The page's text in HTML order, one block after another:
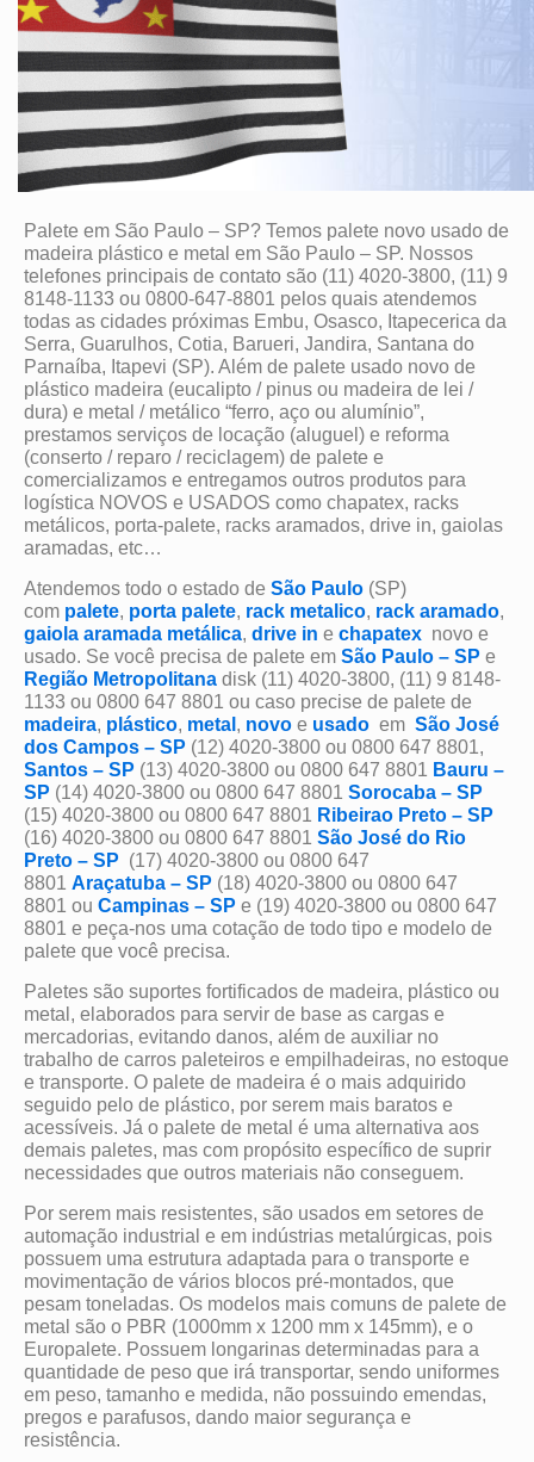
Palete em São Paulo – SP? Temos palete novo usado de
madeira plástico e metal em São Paulo – SP. Nossos
telefones principais de contato são (11) 4020-3800, (11) 9
8148-1133 ou 0800-647-8801 pelos quais atendemos
todas as cidades próximas Embu, Osasco, Itapecerica da
Serra, Guarulhos, Cotia, Barueri, Jandira, Santana do
Parnaíba, Itapevi (SP). Além de palete usado novo de
plástico madeira (eucalipto / pinus ou madeira de lei /
dura) e metal / metálico “ferro, aço ou alumínio”,
prestamos serviços de locação (aluguel) e reforma
(conserto / reparo / reciclagem) de palete e
comercializamos e entregamos outros produtos para
logística NOVOS e USADOS como chapatex, racks
metálicos, porta-palete, racks aramados, drive in, gaiolas
aramadas, etc…
Atendemos todo o estado de São Paulo (SP)
com palete, porta palete, rack metalico, rack aramado,
gaiola aramada metálica, drive in e chapatex novo e
usado. Se você precisa de palete em São Paulo – SP e
Região Metropolitana disk (11) 4020-3800, (11) 9 8148-
1133 ou 0800 647 8801 ou caso precise de palete de
madeira, plástico, metal , novo e usado em São José
dos Campos – SP (12) 4020-3800 ou 0800 647 8801,
Santos – SP (13) 4020-3800 ou 0800 647 8801 Bauru –
SP (14) 4020-3800 ou 0800 647 8801 Sorocaba – SP
(15) 4020-3800 ou 0800 647 8801 Ribeirao Preto – SP
(16) 4020-3800 ou 0800 647 8801 São José do Rio
Preto – SP (17) 4020-3800 ou 0800 647
8801 Araçatuba – SP (18) 4020-3800 ou 0800 647
8801 ou Campinas – SP e (19) 4020-3800 ou 0800 647
8801 e peça-nos uma cotação de todo tipo e modelo de
palete que você precisa.
Paletes são suportes fortificados de madeira, plástico ou
metal, elaborados para servir de base as cargas e
mercadorias, evitando danos, além de auxiliar no
trabalho de carros paleteiros e empilhadeiras, no estoque
e transporte. O palete de madeira é o mais adquirido
seguido pelo de plástico, por serem mais baratos e
acessíveis. Já o palete de metal é uma alternativa aos
demais paletes, mas com propósito específico de suprir
necessidades que outros materiais não conseguem.
Por serem mais resistentes, são usados em setores de
automação industrial e em indústrias metalúrgicas, pois
possuem uma estrutura adaptada para o transporte e
movimentação de vários blocos pré-montados, que
pesam toneladas. Os modelos mais comuns de palete de
metal são o PBR (1000mm x 1200 mm x 145mm), e o
Europalete. Possuem longarinas determinadas para a
quantidade de peso que irá transportar, sendo uniformes
em peso, tamanho e medida, não possuindo emendas,
pregos e parafusos, dando maior segurança e
resistência.